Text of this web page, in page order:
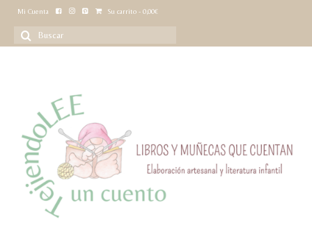
Mi Cuenta Su carrito - 0,00€
Buscar
por: